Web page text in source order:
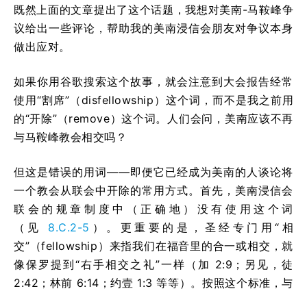
既然上面的文章提出了这个话题，我想对美南-马鞍峰争
议给出一些评论，帮助我的美南浸信会朋友对争议本身
做出应对。
如果你用谷歌搜索这个故事，就会注意到大会报告经常
使用“割席”（disfellowship）这个词，而不是我之前用
的“开除”（remove）这个词。人们会问，美南应该不再
与马鞍峰教会相交吗？
但这是错误的用词——即便它已经成为美南的人谈论将
一个教会从联会中开除的常用方式。首先，美南浸信会
联会的规章制度中（正确地）没有使用这个词
（见 8.C.2-5 ）。更重要的是，圣经专门用“相
交”（fellowship）来指我们在福音里的合一或相交，就
像保罗提到“右手相交之礼”一样（加 2:9；另见，徒
2:42；林前 6:14；约壹 1:3 等等）。按照这个标准，与